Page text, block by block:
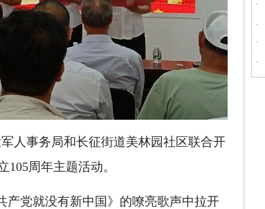
人事务局和长征街道美林园社区联合开
105周年主题活动。
党就没有新中国》的嘹亮歌声中拉开
·
·
·
·